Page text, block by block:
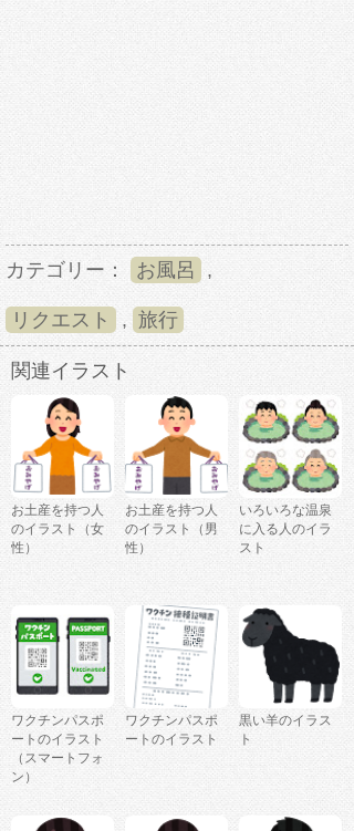
カテゴリー： お風呂 ,
リクエスト , 旅行
関連イラスト
お土産を持つ人
のイラスト（女
性）
お土産を持つ人
のイラスト（男
性）
いろいろな温泉
に入る人のイラ
スト
ワクチンパスポ
ートのイラスト
（スマートフォ
ン）
ワクチンパスポ
ートのイラスト
黒い羊のイラス
ト